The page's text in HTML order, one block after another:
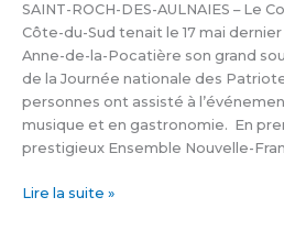
SAINT-ROCH-DES-AULNAIES – Le
Côte-du-Sud tenait le 17 mai
Anne-de-la-Pocatière son grand
de la Journée nationale des
personnes ont assisté à
musique et en gastronomie. En
prestigieux Ensemble Nouvelle-
Aude
Jalbert-
Drouin
remporte
le
1er
prix
Lire la suite »